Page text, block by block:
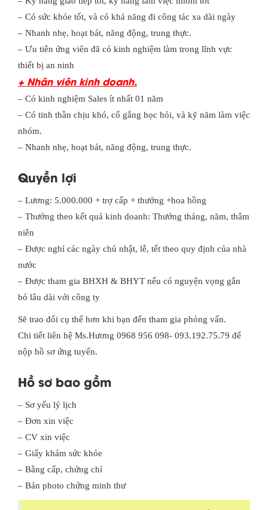
– Có sức khỏe tốt, và có khả năng đi công tác xa dài ngày
– Nhanh nhẹ, hoạt bát, năng động, trung thực.
– Ưu tiên ứng viên đã có kinh nghiệm làm trong lĩnh vực
thiết bị an ninh
+ Nhân viên kinh doanh.
– Có kinh nghiệm Sales ít nhất 01 năm
– Có tinh thần chịu khó, cố gắng học hỏi, và kỹ năm làm việc
nhóm.
– Nhanh nhẹ, hoạt bát, năng động, trung thực.
Quyền lợi
– Lương: 5.000.000 + trợ cấp + thưởng +hoa hồng
– Thưởng theo kết quả kinh doanh: Thưởng tháng, năm, thâm
niên
– Được nghỉ các ngày chủ nhật, lễ, tết theo quy định của nhà
nước
– Được tham gia BHXH & BHYT nếu có nguyện vọng gắn
bó lâu dài với công ty
Sẽ trao đổi cụ thể hơn khi bạn đến tham gia phỏng vấn.
Chi tiết liên hệ Ms.Hương 0968 956 098- 093.192.75.79 để
nộp hồ sơ ứng tuyển.
Hồ sơ bao gồm
– Sơ yếu lý lịch
– Đơn xin việc
– CV xin việc
– Giấy khám sức khỏe
– Bằng cấp, chứng chỉ
– Bản photo chứng minh thư